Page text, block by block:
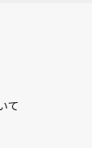
て